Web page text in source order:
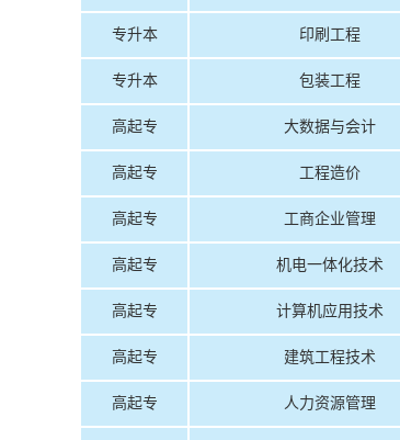
专升本 印刷工程
专升本 包装工程
高起专 大数据与会计
高起专 工程造价
高起专 工商企业管理
高起专 机电一体化技术
高起专 计算机应用技术
高起专 建筑工程技术
高起专 人力资源管理